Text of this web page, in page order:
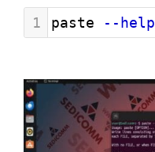
1 paste --help